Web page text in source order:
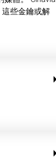
些金鑰或解